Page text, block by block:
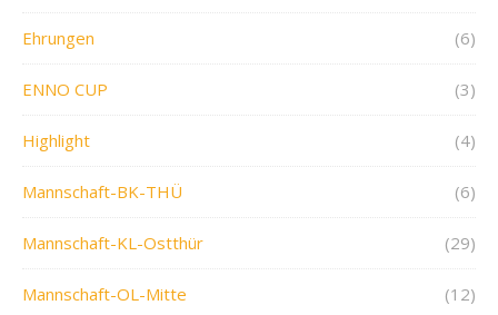
Ehrungen (6)
ENNO CUP (3)
Highlight (4)
Mannschaft-BK-THÜ (6)
Mannschaft-KL-Ostthür (29)
Mannschaft-OL-Mitte (12)